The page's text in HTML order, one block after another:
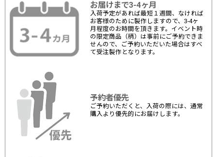
お届けまで3-4ヶ月
入荷予定があれば最短１週間、なければ
お客様のために製作しますので、3-4ヶ
月程度のお時間を頂きます。イベント時
の限定商品（柄）は事前にご予約できま
せんので、ご予約いただいた場合はすべ
て受注製作となります。
予約者優先
ご予約いただくと、入荷の際には、通常
購入より優先的にお届けします。